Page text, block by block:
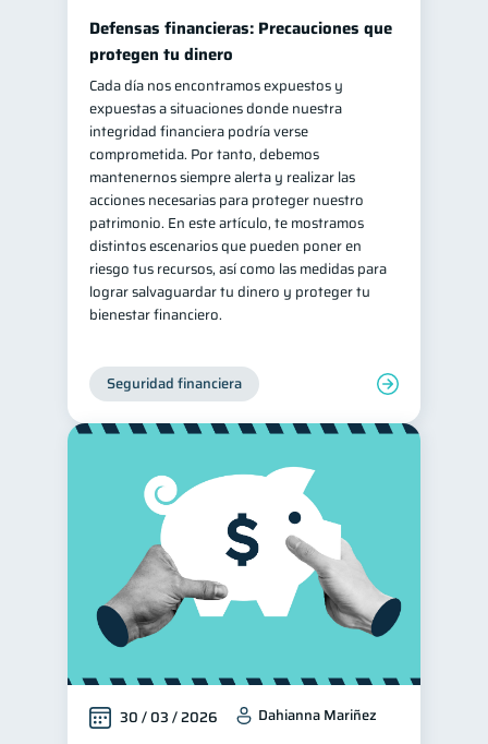
Defensas financieras: Precauciones que
protegen tu dinero
Cada día nos encontramos expuestos y
expuestas a situaciones donde nuestra
integridad financiera podría verse
comprometida. Por tanto, debemos
mantenernos siempre alerta y realizar las
acciones necesarias para proteger nuestro
patrimonio. En este artículo, te mostramos
distintos escenarios que pueden poner en
riesgo tus recursos, así como las medidas para
lograr salvaguardar tu dinero y proteger tu
bienestar financiero.
Seguridad financiera
30 / 03 / 2026 Dahianna Mariñez